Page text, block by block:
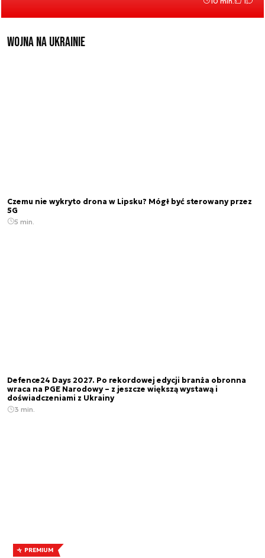
Wojna na Ukrainie
Czemu nie wykryto drona w Lipsku? Mógł być sterowany przez
5G
5 min.
Defence24 Days 2027. Po rekordowej edycji branża obronna
wraca na PGE Narodowy – z jeszcze większą wystawą i
doświadczeniami z Ukrainy
3 min.
PREMIUM